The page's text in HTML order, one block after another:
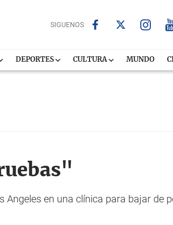
SIGUENOS
DEPORTES CULTURA MUNDO
Angeles en una clínica para bajar de